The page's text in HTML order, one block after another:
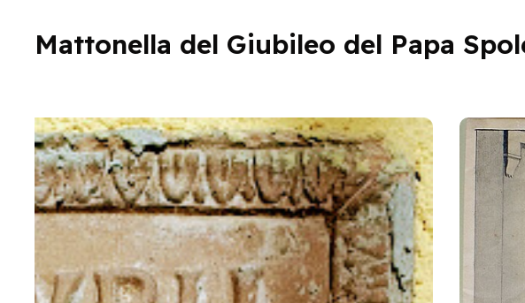
Mattonella del Giubileo del Papa